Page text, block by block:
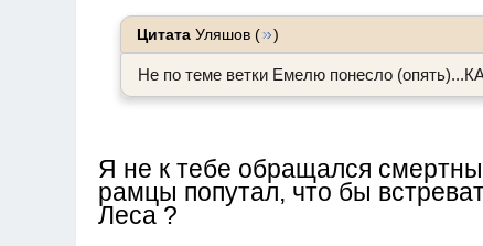
Цитата Уляшов ( )
Не по теме ветки Емелю понесло
Я не к тебе обращался
рамцы попутал, что бы
Леса ?